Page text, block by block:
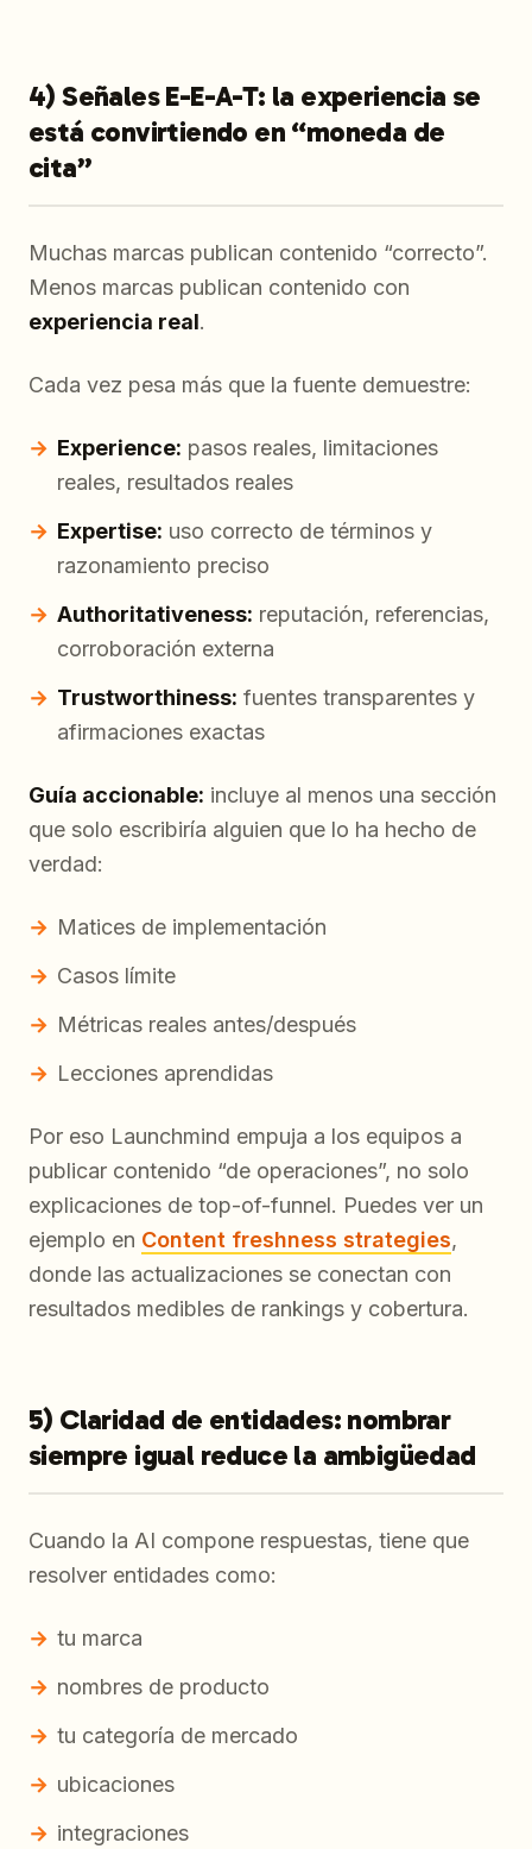
4) Señales E-E-A-T: la experiencia se
está convirtiendo en “moneda de
cita”
Muchas marcas publican contenido “correcto”.
Menos marcas publican contenido con
experiencia real.
Cada vez pesa más que la fuente demuestre:
Experience: pasos reales, limitaciones
reales, resultados reales
Expertise: uso correcto de términos y
razonamiento preciso
Authoritativeness: reputación, referencias,
corroboración externa
Trustworthiness: fuentes transparentes y
afirmaciones exactas
Guía accionable: incluye al menos una sección
que solo escribiría alguien que lo ha hecho de
verdad:
Matices de implementación
Casos límite
Métricas reales antes/después
Lecciones aprendidas
Por eso Launchmind empuja a los equipos a
publicar contenido “de operaciones”, no solo
explicaciones de top-of-funnel. Puedes ver un
ejemplo en Content freshness strategies,
donde las actualizaciones se conectan con
resultados medibles de rankings y cobertura.
5) Claridad de entidades: nombrar
siempre igual reduce la ambigüedad
Cuando la AI compone respuestas, tiene que
resolver entidades como:
tu marca
nombres de producto
tu categoría de mercado
ubicaciones
integraciones